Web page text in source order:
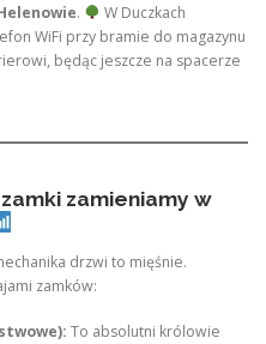
.
W Duczkach
WiFi przy bramie do magazynu
będąc jeszcze na spacerze
zamieniamy w
drzwi to mięśnie.
zamków:
To absolutni królowie